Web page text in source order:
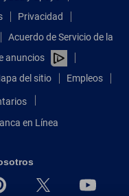
Privacidad
Acuerdo de Servicio de la
anuncios
del sitio Empleos
comentarios
en Línea